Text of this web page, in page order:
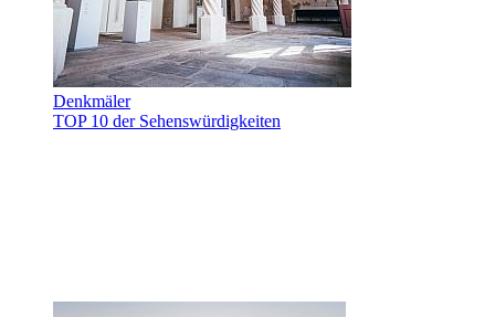
Denkmäler
TOP 10 der Sehenswürdigkeiten